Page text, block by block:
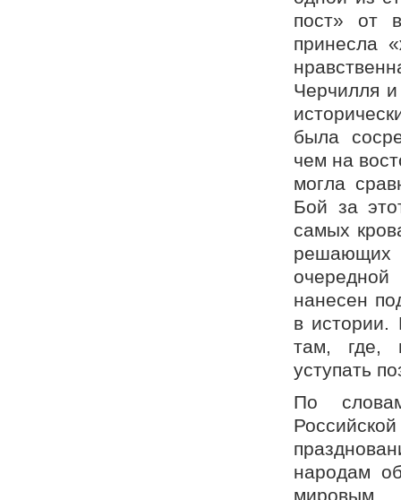
пост» от
принесла
Черчилля
была
чем на
могла
Бой за
самых
нанесен
в истории.
там, где,
уступать
По
народам
мировым